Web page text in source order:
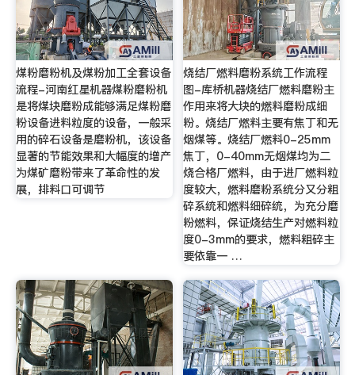
煤粉磨粉机及煤粉加工全套设备
流程-河南红星机器煤粉磨粉机
是将煤块磨粉成能够满足煤粉磨
粉设备进料粒度的设备，一般采
用的碎石设备是磨粉机，该设备
显著的节能效果和大幅度的增产
为煤矿磨粉带来了革命性的发
展，排料口可调节
烧结厂燃料磨粉系统工作流程
图-库桥机器烧结厂燃料磨粉主
作用来将大块的燃料磨粉成细
粉。烧结厂燃料主要有焦丁和无
烟煤等。烧结厂燃料0-25mm
焦丁，0-40mm无烟煤均为二
烧合格厂燃料，由于进厂燃料粒
度较大，燃料磨粉系统分又分粗
碎系统和燃料细碎统，为充分磨
粉燃料，保证烧结生产对燃料粒
度0-3mm的要求，燃料粗碎主
要依靠一 …